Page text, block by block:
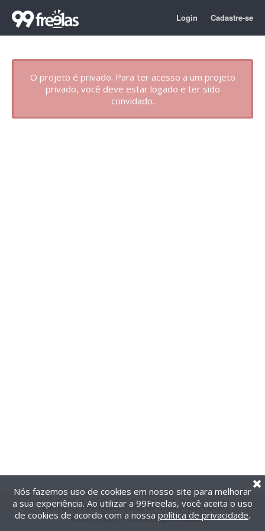
Login Cadastre-se
O projeto é privado. Para ter acesso a um projeto
privado, você deve estar logado e ter sido
convidado.
@2014-2026 99Freelas. Todos os direitos reservados.
Termos de uso| Política de privacidade
Nós fazemos uso de cookies em nosso site para melhorar
a sua experiência. Ao utilizar a 99Freelas, você aceita o uso
de cookies de acordo com a nossa política de privacidade.